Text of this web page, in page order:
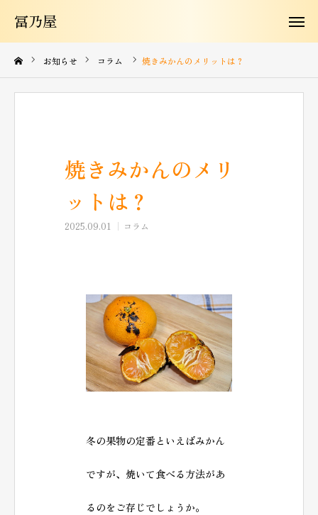
冨乃屋
お知らせ コラム 焼きみかんのメリットは？
焼きみかんのメリ
ットは？
2025.09.01 コラム
冬の果物の定番といえばみかん
ですが、焼いて食べる方法があ
るのをご存じでしょうか。
冨乃屋
冨乃屋について
商品紹介
お問い合わせ